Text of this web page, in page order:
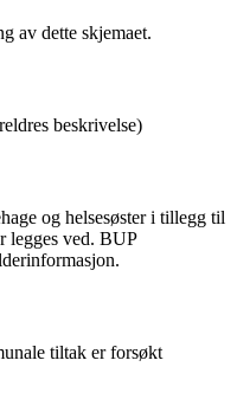
av dette skjemaet.
beskrivelse)
og helsesøster i tillegg til
legges ved. BUP
tiltak er forsøkt